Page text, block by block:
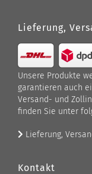
Lieferung,
Unsere Produkte
garantieren auch
Versand- und
finden Sie unter
Lieferung,
Kontakt